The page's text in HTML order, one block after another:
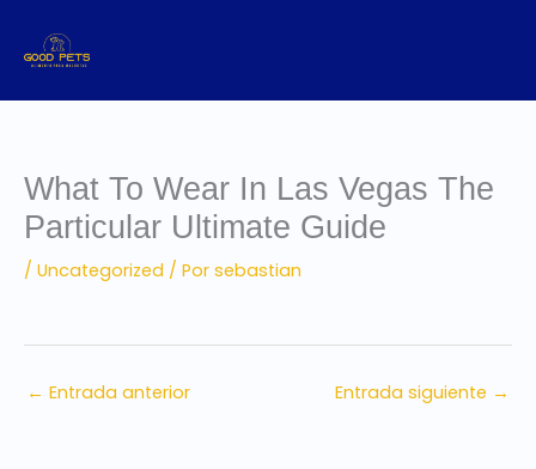
contenido
What To Wear In Las Vegas The
Particular Ultimate Guide
/ Uncategorized / Por sebastian
← Entrada anterior Entrada siguiente →